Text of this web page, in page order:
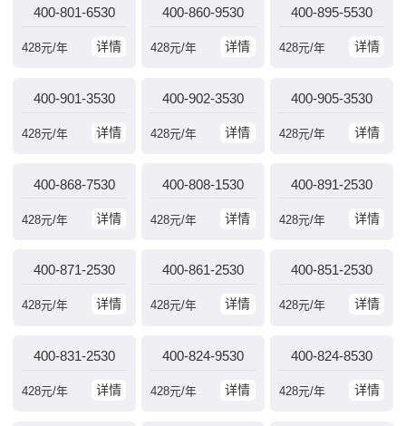
400-801-6530
详情
428元/年
400-860-9530
详情
428元/年
400-895-5530
详情
428元/年
400-901-3530
详情
428元/年
400-902-3530
详情
428元/年
400-905-3530
详情
428元/年
400-868-7530
详情
428元/年
400-808-1530
详情
428元/年
400-891-2530
详情
428元/年
400-871-2530
详情
428元/年
400-861-2530
详情
428元/年
400-851-2530
详情
428元/年
400-831-2530
详情
428元/年
400-824-9530
详情
428元/年
400-824-8530
详情
428元/年